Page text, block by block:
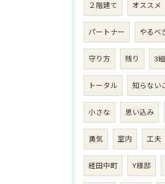
２階建て オススメ
パートナー やるべ
守り方 残り 3
トータル 知らない
小さな 思い込み
勇気 室内 工夫
経田中町 Y様邸